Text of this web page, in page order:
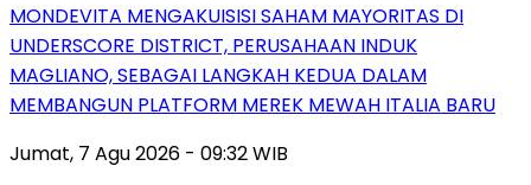
MONDEVITA MENGAKUISISI SAHAM MAYORITAS DI
UNDERSCORE DISTRICT, PERUSAHAAN INDUK
MAGLIANO, SEBAGAI LANGKAH KEDUA DALAM
MEMBANGUN PLATFORM MEREK MEWAH ITALIA BARU
Jumat, 7 Agu 2026 - 09:32 WIB